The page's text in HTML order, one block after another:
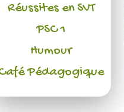
Réussites en SVT
PSC 1
Humour
Pédagogique